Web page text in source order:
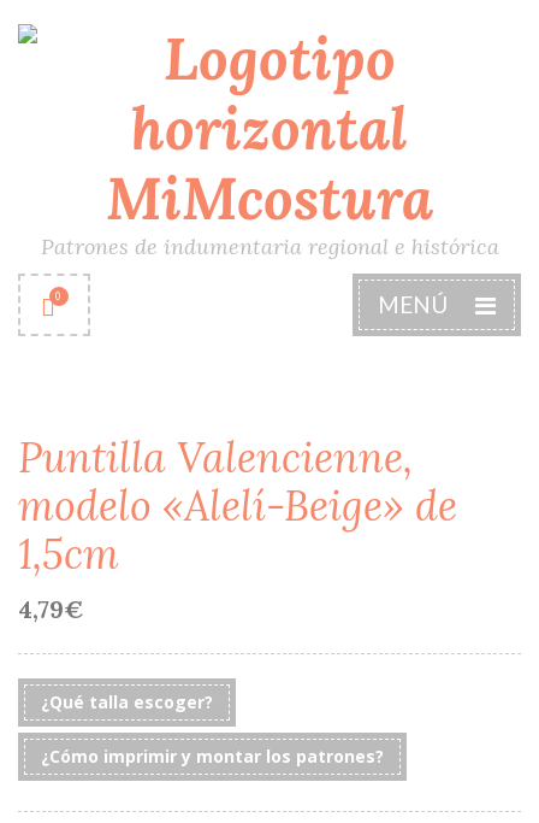
Patrones de indumentaria regional e histórica
0 MENÚ
Puntilla Valencienne,
modelo «Alelí-Beige» de
1,5cm
4,79€
¿Qué talla escoger?
¿Cómo imprimir y montar los patrones?